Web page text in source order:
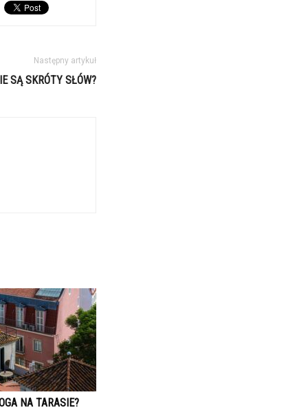
Następny artykuł
SĄ SKRÓTY SŁÓW?
NA TARASIE?